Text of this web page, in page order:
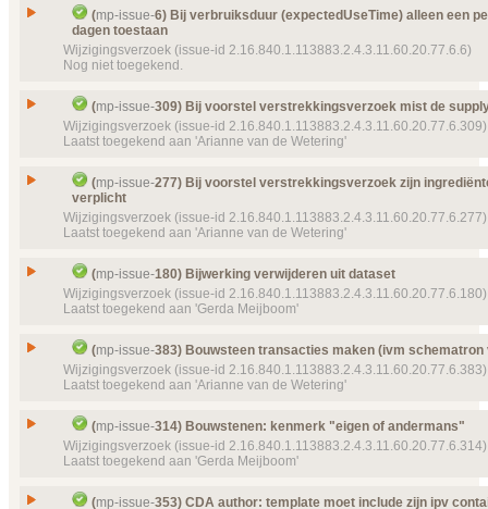
13:05:47)
Prioriteit
Object(en)
Doel van verwijzing ontbreekt mp-template-9
Issue
Bij template voor 'aantal keer' doseringen
voorbeeld xml fragment
mp-issue-241
Prioriteit
normaal
Object(en)
Doel van verwijzing ontbreekt
Details
Klik hier voor alle issuedetails
(mp-issue-6) Bij verbruiksduur (expectedUseTime) alleen een
dagen toestaan
Wijzigingsverzoek (issue-id 2.16.840.1.113883.2.4.3.11.60.20.77.6.6)
Nog niet toegekend.
Issue
Bij verbruiksduur (expectedUseTime) alleen een
dagen toestaan
mp-issue-6
Status
Gesloten
Prioriteit
normaal
Object(en)
Doel van verwijzing ontbreekt
Details
Klik hier voor alle issuedetails
(mp-issue-309) Bij voorstel verstrekkingsverzoek mist de
Wijzigingsverzoek (issue-id 2.16.840.1.113883.2.4.3.11.60.20.77.6.309)
Laatst toegekend aan 'Arianne van de Wetering'
Issue
Bij voorstel verstrekkingsverzoek mist de supply/
Wijzigingsverzoek
Prioriteit
normaal
Object(en)
TemplateMP CDA Voorstel Verstrekkingsverzoek
9131 (2016‑07‑14 20:22:41)
(mp-issue-277) Bij voorstel verstrekkingsverzoek zijn
verplicht
Wijzigingsverzoek (issue-id 2.16.840.1.113883.2.4.3.11.60.20.77.6.277)
Laatst toegekend aan 'Arianne van de Wetering'
Issue
Bij voorstel verstrekkingsverzoek zijn
verplicht
mp-issue-277
Status
Gesloten, toegekend
Prioriteit
normaal
Template MP CDA Doc Voorstel
template-9144 (2016‑07‑15 11:38:47)
9185
(mp-issue-180) Bijwerking verwijderen uit dataset
Wijzigingsverzoek (issue-id 2.16.840.1.113883.2.4.3.11.60.20.77.6.180)
Laatst toegekend aan 'Gerda Meijboom'
Issue
Bijwerking verwijderen uit dataset
mp-issue-180
Wijzigingsverzoek
Gesloten, toegekend
Prioriteit
normaal
Object(en)
Doel van verwijzing ontbreekt
Details
Klik hier voor alle issuedetails
(mp-issue-383) Bouwsteen transacties maken (ivm schematron
Wijzigingsverzoek (issue-id 2.16.840.1.113883.2.4.3.11.60.20.77.6.383)
Laatst toegekend aan 'Arianne van de Wetering'
Issue
Bouwsteen transacties maken (ivm schematron
mp-issue-383
Wijzigingsverzoek
Gesloten, toegekend
(mp-issue-314) Bouwstenen: kenmerk "eigen of andermans"
Wijzigingsverzoek (issue-id 2.16.840.1.113883.2.4.3.11.60.20.77.6.314)
Laatst toegekend aan 'Gerda Meijboom'
Issue
Bouwstenen: kenmerk "eigen of andermans"
(mp-issue-353) CDA author: template moet include zijn ipv